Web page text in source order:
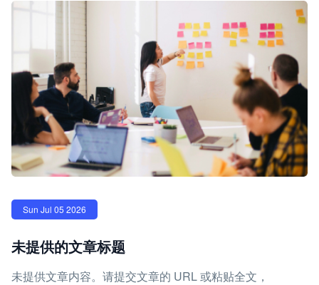
Sun Jul 05 2026
未提供的文章标题
未提供文章内容。请提交文章的 URL 或粘贴全文，